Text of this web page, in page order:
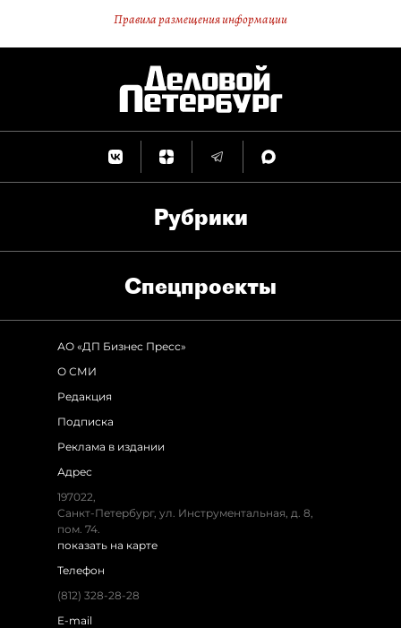
Правила размещения информации
Рубрики
Спец­проекты
АО «ДП Бизнес Пресс»
О СМИ
Редакция
Подписка
Реклама в издании
Адрес
197022,
Санкт-Петербург, ул. Инструментальная, д. 8,
пом. 74.
показать на карте
Телефон
(812) 328-28-28
E-mail